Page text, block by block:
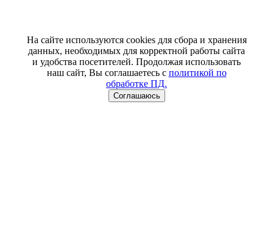
На сайте используются cookies для сбора и хранения
данных, необходимых для корректной работы сайта
и удобства посетителей. Продолжая использовать
наш сайт, Вы соглашаетесь с политикой по
обработке ПД.
Соглашаюсь